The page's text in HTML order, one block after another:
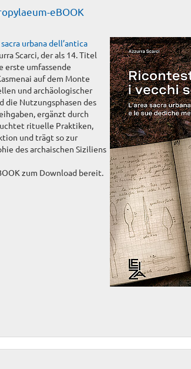
eBOOK
urbana dell’antica
Scarci, der als 14. Titel
erste umfassende
auf dem Monte
und archäologischer
die Nutzungsphasen des
ergänzt durch
rituelle Praktiken,
und trägt so zur
des archaischen Siziliens
zum Download bereit.